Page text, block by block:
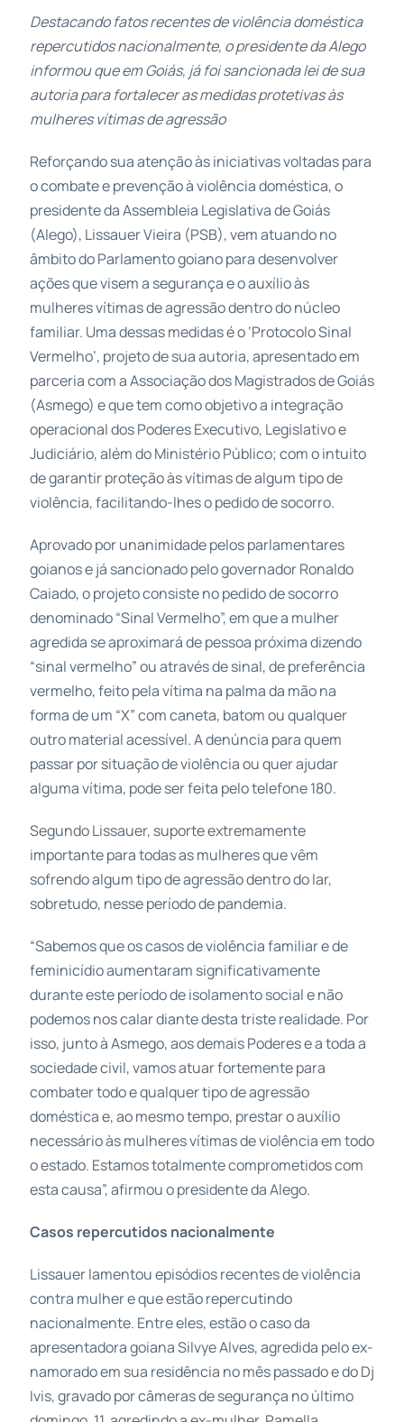
Destacando fatos recentes de violência doméstica
repercutidos nacionalmente, o presidente da Alego
informou que em Goiás, já foi sancionada lei de sua
autoria para fortalecer as medidas protetivas às
mulheres vítimas de agressão
Reforçando sua atenção às iniciativas voltadas para
o combate e prevenção à violência doméstica, o
presidente da Assembleia Legislativa de Goiás
(Alego), Lissauer Vieira (PSB), vem atuando no
âmbito do Parlamento goiano para desenvolver
ações que visem a segurança e o auxílio às
mulheres vítimas de agressão dentro do núcleo
familiar. Uma dessas medidas é o ‘Protocolo Sinal
Vermelho’, projeto de sua autoria, apresentado em
parceria com a Associação dos Magistrados de Goiás
(Asmego) e que tem como objetivo a integração
operacional dos Poderes Executivo, Legislativo e
Judiciário, além do Ministério Público; com o intuito
de garantir proteção às vítimas de algum tipo de
violência, facilitando-lhes o pedido de socorro.
Aprovado por unanimidade pelos parlamentares
goianos e já sancionado pelo governador Ronaldo
Caiado, o projeto consiste no pedido de socorro
denominado “Sinal Vermelho”, em que a mulher
agredida se aproximará de pessoa próxima dizendo
“sinal vermelho” ou através de sinal, de preferência
vermelho, feito pela vítima na palma da mão na
forma de um “X” com caneta, batom ou qualquer
outro material acessível. A denúncia para quem
passar por situação de violência ou quer ajudar
alguma vítima, pode ser feita pelo telefone 180.
Segundo Lissauer, suporte extremamente
importante para todas as mulheres que vêm
sofrendo algum tipo de agressão dentro do lar,
sobretudo, nesse período de pandemia.
“Sabemos que os casos de violência familiar e de
feminicídio aumentaram significativamente
durante este período de isolamento social e não
podemos nos calar diante desta triste realidade. Por
isso, junto à Asmego, aos demais Poderes e a toda a
sociedade civil, vamos atuar fortemente para
combater todo e qualquer tipo de agressão
doméstica e, ao mesmo tempo, prestar o auxílio
necessário às mulheres vítimas de violência em todo
o estado. Estamos totalmente comprometidos com
esta causa”, afirmou o presidente da Alego.
Casos repercutidos nacionalmente
Lissauer lamentou episódios recentes de violência
contra mulher e que estão repercutindo
nacionalmente. Entre eles, estão o caso da
apresentadora goiana Silvye Alves, agredida pelo ex-
namorado em sua residência no mês passado e do Dj
Ivis, gravado por câmeras de segurança no último